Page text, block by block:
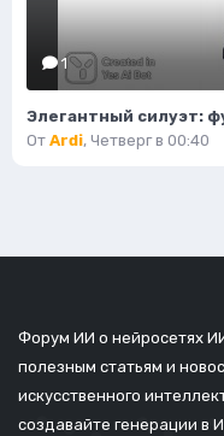
1
От Ardi, Четверг в 00:40
Форум ИИ о нейросетях
полезным статьям и
искусственного
создавайте генерации в